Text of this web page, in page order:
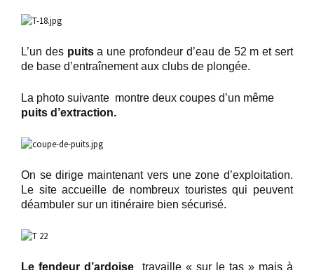
L’un des puitsa une profondeur d’eau de 52 m et sert
de base d’entraînement aux clubs de plongée.
La photo suivante montre deux coupes d’un même
puits d’extraction.
On se dirige maintenant vers une zone d’exploitation.
Le site accueille de nombreux touristes qui peuvent
déambuler sur un itinéraire bien sécurisé.
Le fendeur d’ardoise travaille « sur le tas » mais à